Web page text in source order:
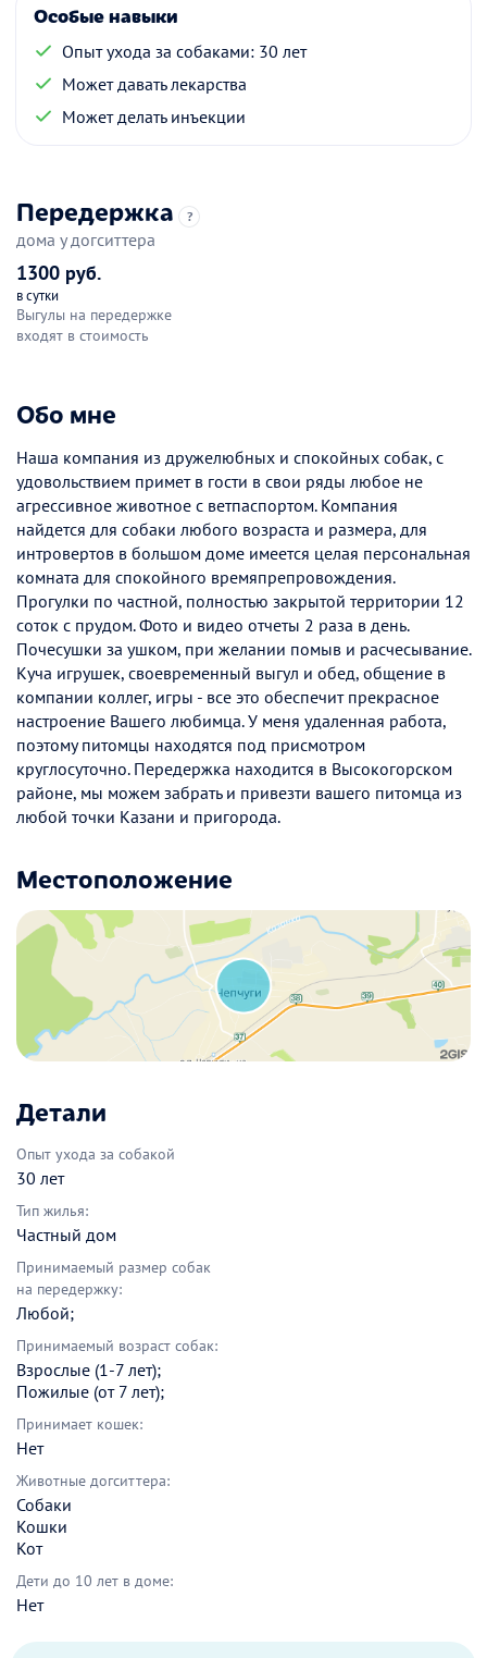
Особые навыки
Опыт ухода за собаками: 30 лет
Может давать лекарства
Может делать инъекции
Передержка ?
дома у догситтера
1300 руб.
в сутки
Выгулы на передержке
входят в стоимость
Обо мне
Наша компания из дружелюбных и спокойных собак, с
удовольствием примет в гости в свои ряды любое не
агрессивное животное с ветпаспортом. Компания
найдется для собаки любого возраста и размера, для
интровертов в большом доме имеется целая персональная
комната для спокойного времяпрепровождения.
Прогулки по частной, полностью закрытой территории 12
соток с прудом. Фото и видео отчеты 2 раза в день.
Почесушки за ушком, при желании помыв и расчесывание.
Куча игрушек, своевременный выгул и обед, общение в
компании коллег, игры - все это обеспечит прекрасное
настроение Вашего любимца. У меня удаленная работа,
поэтому питомцы находятся под присмотром
круглосуточно. Передержка находится в Высокогорском
районе, мы можем забрать и привезти вашего питомца из
любой точки Казани и пригорода.
Местоположение
Детали
Опыт ухода за собакой
30 лет
Тип жилья:
Частный дом
Принимаемый размер собак
на передержку:
Любой;
Принимаемый возраст собак:
Взрослые (1-7 лет);
Пожилые (от 7 лет);
Принимает кошек:
Нет
Животные догситтера:
Собаки
Кошки
Кот
Дети до 10 лет в доме:
Нет